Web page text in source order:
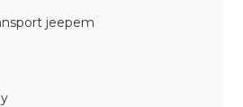
jeepem